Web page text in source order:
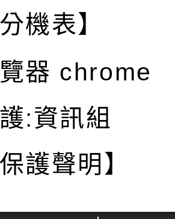
機表】
器 chrome
:資訊組
護聲明】